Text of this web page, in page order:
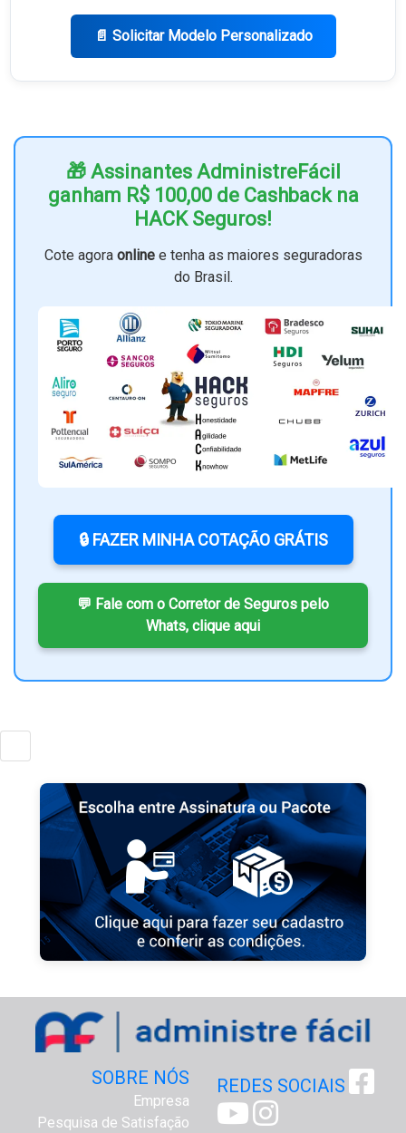
📄 Solicitar Modelo Personalizado
🎁 Assinantes AdministreFácil
ganham R$ 100,00 de Cashback na
HACK Seguros!
Cote agora onlinee tenha as maiores seguradoras
do Brasil.
🔒 FAZER MINHA COTAÇÃO GRÁTIS
💬 Fale com o Corretor de Seguros pelo
Whats, clique aqui
SOBRE NÓS
Empresa
Pesquisa de Satisfação
REDES SOCIAIS